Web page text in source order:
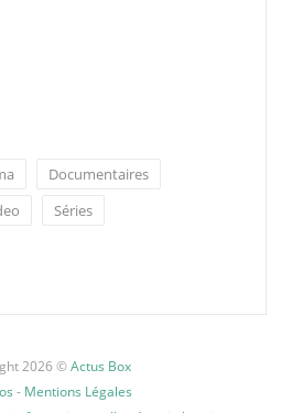
Documentaires
Séries
2026 ©Actus Box
- Mentions Légales